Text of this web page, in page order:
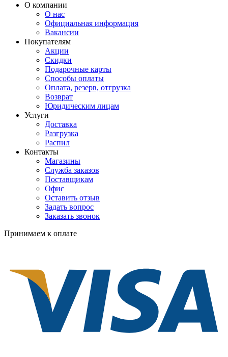
О компании
О нас
Официальная информация
Вакансии
Покупателям
Акции
Скидки
Подарочные карты
Способы оплаты
Оплата, резерв, отгрузка
Возврат
Юридическим лицам
Услуги
Доставка
Разгрузка
Распил
Контакты
Магазины
Служба заказов
Поставщикам
Офис
Оставить отзыв
Задать вопрос
Заказать звонок
Принимаем к оплате